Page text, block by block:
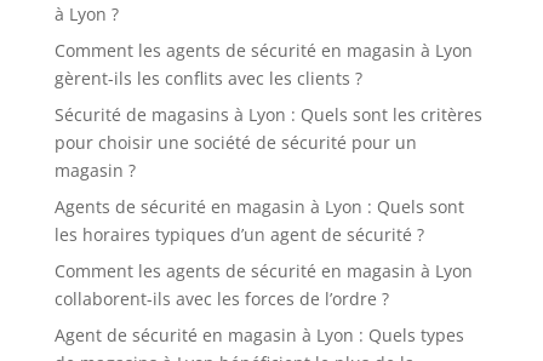
à Lyon ?
Comment les agents de sécurité en magasin à Lyon
gèrent-ils les conflits avec les clients ?
Sécurité de magasins à Lyon : Quels sont les critères
pour choisir une société de sécurité pour un
magasin ?
Agents de sécurité en magasin à Lyon : Quels sont
les horaires typiques d’un agent de sécurité ?
Comment les agents de sécurité en magasin à Lyon
collaborent-ils avec les forces de l’ordre ?
Agent de sécurité en magasin à Lyon : Quels types